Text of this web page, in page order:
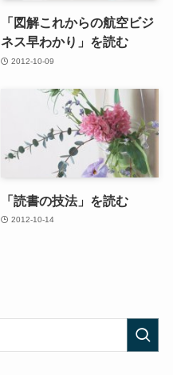
「図解これからの航空ビジ
ネス早わかり」を読む
2012-10-09
「読書の技法」を読む
2012-10-14